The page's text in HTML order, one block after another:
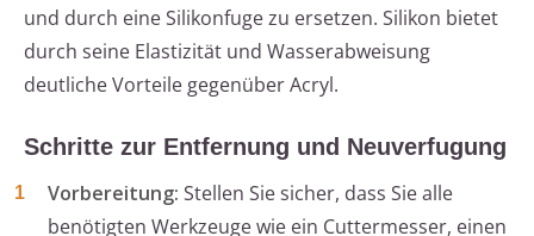
und durch eine Silikonfuge zu ersetzen. Silikon bietet
durch seine Elastizität und Wasserabweisung
deutliche Vorteile gegenüber Acryl.
Schritte zur Entfernung und Neuverfugung
Vorbereitung: Stellen Sie sicher, dass Sie alle
benötigten Werkzeuge wie ein Cuttermesser, einen